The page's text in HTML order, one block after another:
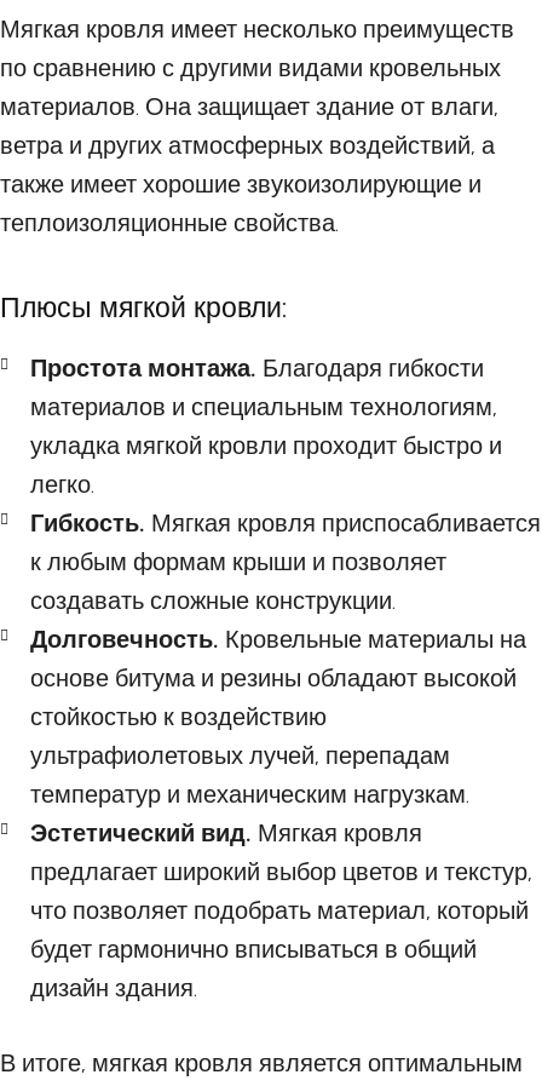
Мягкая кровля имеет несколько преимуществ
по сравнению с другими видами кровельных
материалов. Она защищает здание от влаги,
ветра и других атмосферных воздействий, а
также имеет хорошие звукоизолирующие и
теплоизоляционные свойства.
Плюсы мягкой кровли:
Простота монтажа. Благодаря гибкости
материалов и специальным технологиям,
укладка мягкой кровли проходит быстро и
легко.
Гибкость. Мягкая кровля приспосабливается
к любым формам крыши и позволяет
создавать сложные конструкции.
Долговечность. Кровельные материалы на
основе битума и резины обладают высокой
стойкостью к воздействию
ультрафиолетовых лучей, перепадам
температур и механическим нагрузкам.
Эстетический вид. Мягкая кровля
предлагает широкий выбор цветов и текстур,
что позволяет подобрать материал, который
будет гармонично вписываться в общий
дизайн здания.
В итоге, мягкая кровля является оптимальным